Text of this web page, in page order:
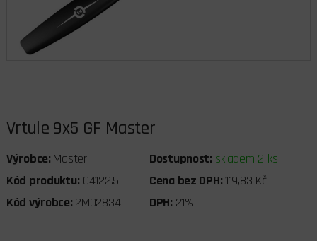
Vrtule 9x5 GF Master
Výrobce: Master Dostupnost: skladem 2 ks
Kód produktu: 04122.5 Cena bez DPH:119,83 Kč
Kód výrobce: 2MO2834 DPH: 21%